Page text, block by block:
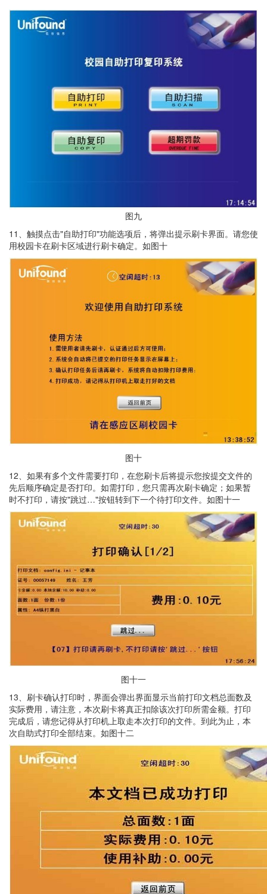
图九
11、触摸点击"自助打印"功能选项后，将弹出提示刷卡界面。请您使
用校园卡在刷卡区域进行刷卡确定。如图十
图十
12、如果有多个文件需要打印，在您刷卡后将提示您按提交文件的
先后顺序确定是否打印。如需打印，您只需再次刷卡确定；如果暂
时不打印，请按"跳过…"按钮转到下一个待打印文件。如图十一
图十一
13、刷卡确认打印时，界面会弹出界面显示当前打印文档总面数及
实际费用，请注意，本次刷卡将真正扣除该次打印所需金额。打印
完成后，请您记得从打印机上取走本次打印的文件。到此为止，本
次自助式打印全部结束。如图十二